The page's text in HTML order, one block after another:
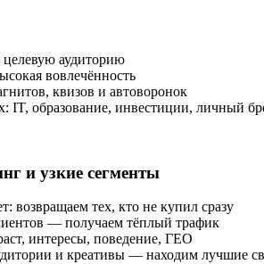
аудиторию
вовлечённость
квизов и автоворонок
IT, образование, инвестиции, личный
и узкие сегменты
возвращаем тех, кто не купил сразу
— получаем тёплый трафик
интересы, поведение, ГЕО
и креативы — находим лучшие